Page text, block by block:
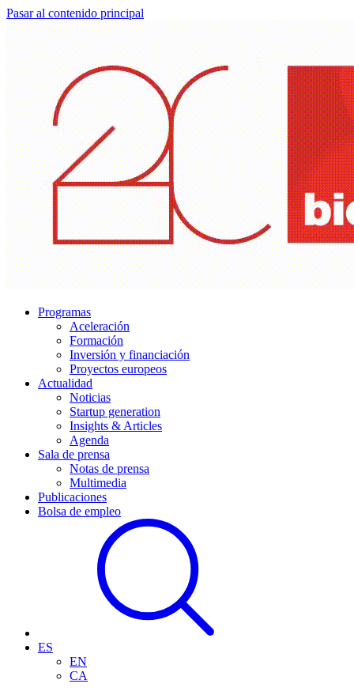
Pasar al contenido principal
Programas
Aceleración
Formación
Inversión y financiación
Proyectos europeos
Actualidad
Noticias
Startup generation
Insights & Articles
Agenda
Sala de prensa
Notas de prensa
Multimedia
Publicaciones
Bolsa de empleo
ES
EN
CA